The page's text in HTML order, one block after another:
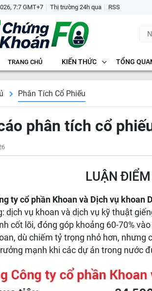
7:7 GMT+7 Thị trường 24h qua RSS
TRANG CHỦ KIẾN THỨC TỔNG
Phân Tích Cổ Phiếu
phân tích cổ
LUẬN
ty cổ phần Khoan và Dịch vụ khoan
dịch vụ khoan và dịch vụ kỹ thuật
cốt lõi, đóng góp khoảng 60-70%
dù chiếm tỷ trọng nhỏ hơn, nhưng
mạnh khi các dự án trong nước